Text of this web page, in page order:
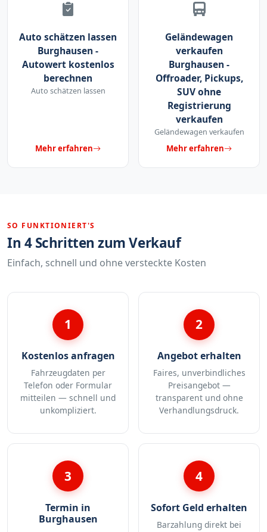
Auto schätzen lassen
Burghausen -
Autowert kostenlos
berechnen
Auto schätzen lassen
Mehr erfahren
Geländewagen
verkaufen
Burghausen -
Offroader, Pickups,
SUV ohne
Registrierung
verkaufen
Geländewagen verkaufen
Mehr erfahren
SO FUNKTIONIERT'S
In 4 Schritten zum Verkauf
Einfach, schnell und ohne versteckte Kosten
1
Kostenlos anfragen
Fahrzeugdaten per
Telefon oder Formular
mitteilen — schnell und
unkompliziert.
2
Angebot erhalten
Faires, unverbindliches
Preisangebot —
transparent und ohne
Verhandlungsdruck.
3
Termin in
Burghausen
4
Sofort Geld erhalten
Barzahlung direkt bei